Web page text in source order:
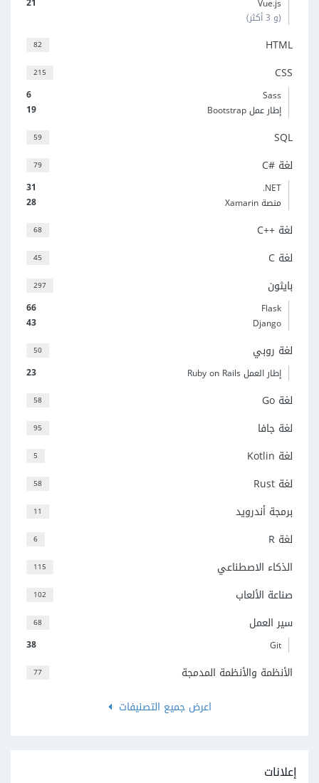
Vue.js
(و 3 أكثر)
82 HTML
215 CSS
6
Sass
19
إطار عمل Bootstrap
59 SQL
79 لغة C#‎
31
‎.NET
28
منصة Xamarin
68 لغة C++‎
45 لغة C
297 بايثون
66
Flask
43
Django
50 لغة روبي
23 إطار العمل Ruby on Rails
58 لغة Go
95 لغة جافا
5 لغة Kotlin
58 لغة Rust
11 برمجة أندرويد
6 لغة R
115 الذكاء الاصطناعي
102 صناعة الألعاب
68 سير العمل
38 Git
77
الأنظمة والأنظمة المدمجة
اعرض جميع التصنيفات
إعلانات